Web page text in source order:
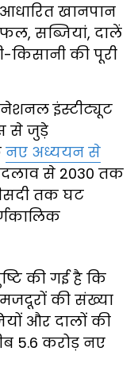
खानपान
सब्जियां, दालें
किसानी की पूरी
इंस्टीट्यूट
से जुड़े
नए अध्ययन से
से 2030 तक
तक घट
की गई है कि
की संख्या
और दालों की
5.6 करोड़ नए